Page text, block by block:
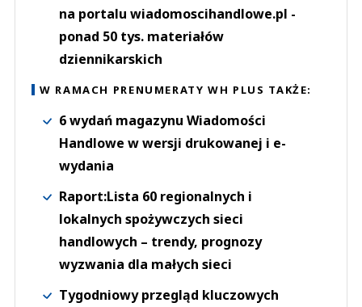
na portalu wiadomoscihandlowe.pl -
ponad 50 tys. materiałów
dziennikarskich
W RAMACH PRENUMERATY WH PLUS TAKŻE:
6 wydań magazynu Wiadomości
Handlowe w wersji drukowanej i e-
wydania
Raport:Lista 60 regionalnych i
lokalnych spożywczych sieci
handlowych – trendy, prognozy
wyzwania dla małych sieci
Tygodniowy przegląd kluczowych